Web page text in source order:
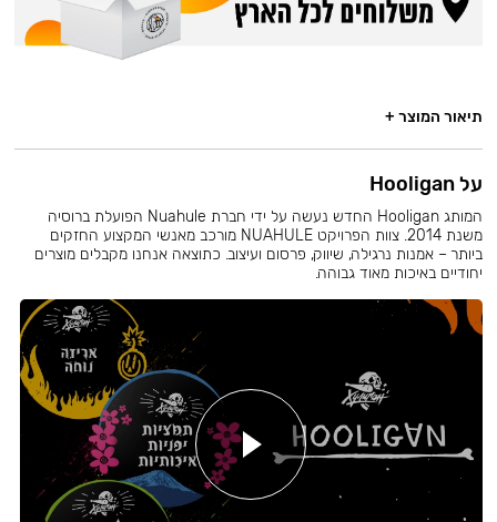
תיאור המוצר +
על Hooligan
המותג Hooligan החדש נעשה על ידי חברת Nuahule הפועלת ברוסיה
משנת 2014. צוות הפרויקט NUAHULE מורכב מאנשי המקצוע החזקים
ביותר – אמנות נרגילה, שיווק, פרסום ועיצוב. כתוצאה אנחנו מקבלים מוצרים
יחודיים באיכות מאוד גבוהה.